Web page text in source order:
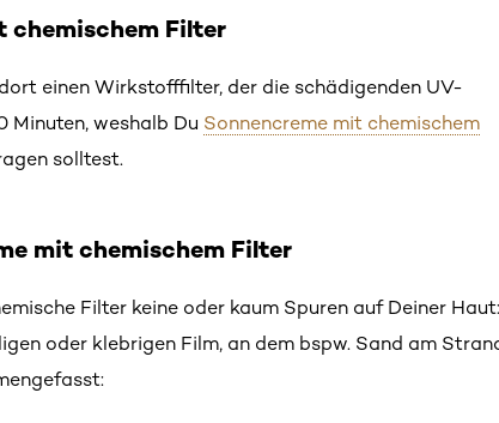
chemischem Filter
einen Wirkstofffilter, der die schädigenden UV-
Minuten, weshalb Du Sonnencreme mit chemischem
solltest.
mit chemischem Filter
Filter keine oder kaum Spuren auf Deiner Haut:
oder klebrigen Film, an dem bspw. Sand am